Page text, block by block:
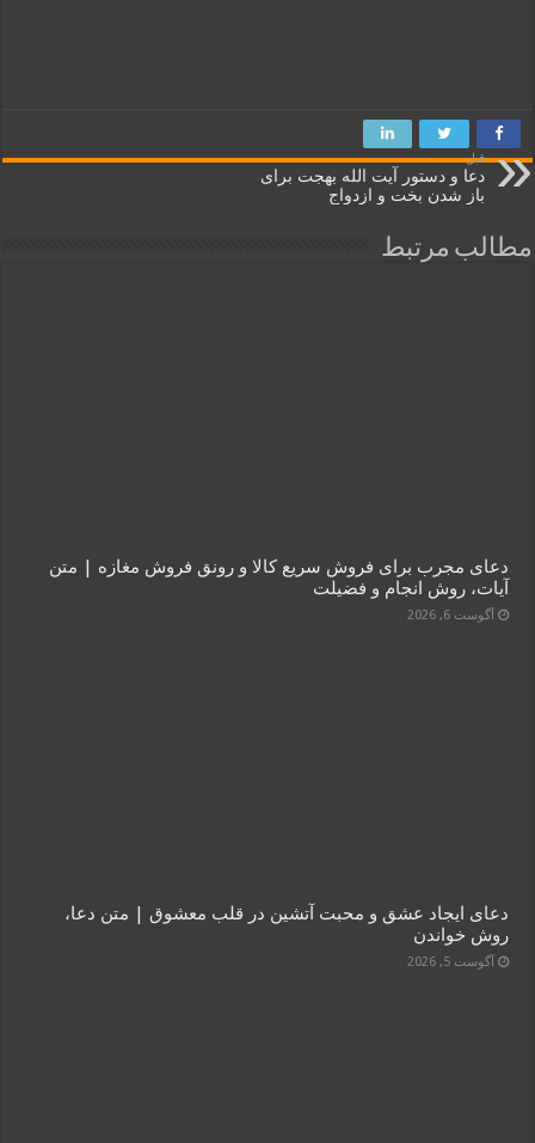
قبل
دعا و دستور آیت الله بهجت برای
باز شدن بخت و ازدواج
مطالب مرتبط
دعای مجرب برای فروش سریع کالا و رونق فروش مغازه | متن
آیات، روش انجام و فضیلت
آگوست 6, 2026
دعای ایجاد عشق و محبت آتشین در قلب معشوق | متن دعا،
روش خواندن
آگوست 5, 2026